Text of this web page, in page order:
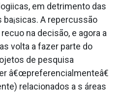
em detrimento das
A repercussão
na decisão, e agora a
volta a fazer parte do
de pesquisa
â€œpreferencialmenteâ€
relacionados a s áreas